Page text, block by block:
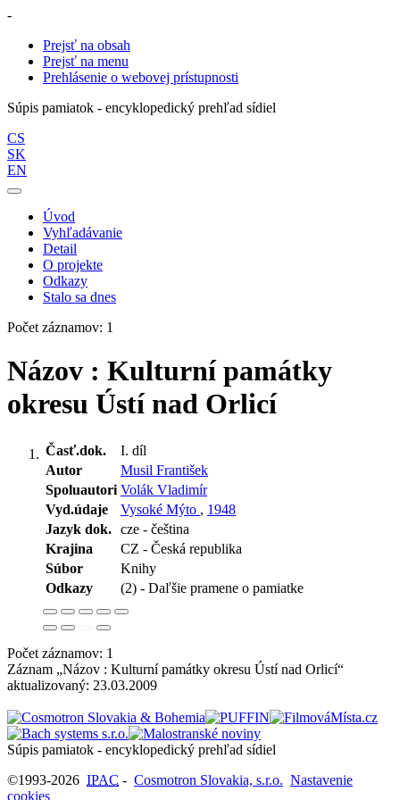
-
Prejsť na obsah
Prejsť na menu
Prehlásenie o webovej prístupnosti
Súpis pamiatok - encyklopedický prehľad sídiel
CS
SK
EN
Úvod
Vyhľadávanie
Detail
O projekte
Odkazy
Stalo sa dnes
Počet záznamov: 1
Názov : Kulturní památky
okresu Ústí nad Orlicí
Časť.dok.
I. díl
Autor
Musil František
Spoluautori Volák Vladimír
Vyd.údaje
Vysoké Mýto , 1948
Jazyk dok. cze - čeština
Krajina
CZ - Česká republika
Súbor
Knihy
Odkazy
(2) - Daľšie pramene o pamiatke
Počet záznamov: 1
Záznam „Názov : Kulturní památky okresu Ústí nad Orlicí“
aktualizovaný: 23.03.2009
Súpis pamiatok - encyklopedický prehľad sídiel
©1993-2026 IPAC - Cosmotron Slovakia, s.r.o. Nastavenie
cookies